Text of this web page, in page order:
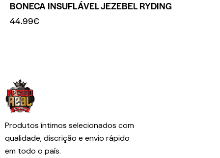
BONECA INSUFLÁVEL JEZEBEL RYDING
44.99€
Produtos íntimos selecionados com
qualidade, discrição e envio rápido
em todo o país.